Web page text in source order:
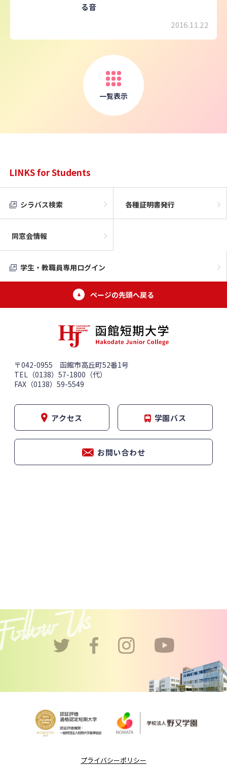
る音
2016.11.22
一覧表示
LINKS for Students
シラバス検索 各種証明書発行
同窓会情報
学生・教職員専用ログイン
ページの先頭へ戻る
〒042-0955 函館市高丘町52番1号
TEL（0138）57-1800（代）
FAX（0138）59-5549
アクセス 学園バス
お問い合わせ
プライバシーポリシー